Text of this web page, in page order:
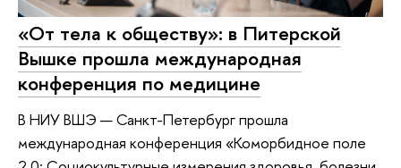
«От тела к обществу»: в Питерской
Вышке прошла международная
конференция по медицине
В НИУ ВШЭ — Санкт-Петербург прошла
международная конференция «Коморбидное поле